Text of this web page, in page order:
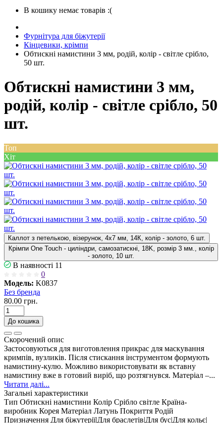
В кошику немає товарів :(
Фурнітура для біжутерії
Кінцевики, крімпи
Обтискні намистини 3 мм, родій, колір - світле срібло,
50 шт.
Обтискні намистини 3 мм,
родій, колір - світле срібло, 50
шт.
Топ
Хіт
Каллот з петелькою, візерунок, 4х7 мм, 14К, колір - золото, 6 шт.
Крімпи One Touch - циліндри, самозатискні, 18K, розмір 3 мм., колір
- золото, 10 шт.
В наявності 11
0
Модель: K0837
Без бренда
80.00 грн.
До кошика
Скорочений опис
Застосовуються для виготовлення прикрас для маскування
кримпів, вузликів. Після стискання інструментом формують
намистину-кулю. Можливо використовувати як вставну
намистину вже в готовий виріб, що розтягнувся. Матеріал –...
Читати далі...
Загальні характеристики
Тип Обтискні намистини Колір Срібло світле Країна-
виробник Корея Матеріал Латунь Покриття Родій
Призначення Для біжутерії|Для браслетів|Для бус|Для кольє|